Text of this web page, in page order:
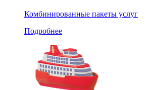
Комбинированные пакеты услуг
Подробнее